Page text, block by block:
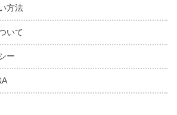
方法
いて
ー